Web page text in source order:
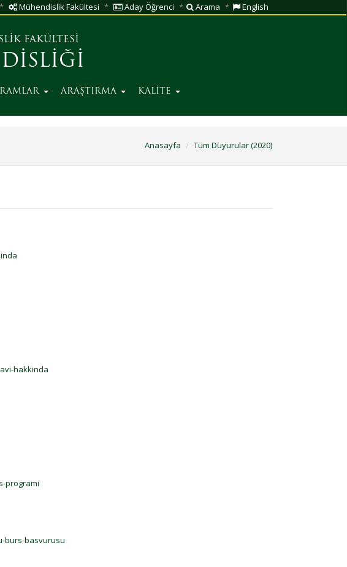
Mühendislik Fakültesi Aday Öğrenci Arama English
FAKÜLTESİ
ARAŞTIRMA KALİTE
Anasayfa Tüm Duyurular (2020)
hakkinda
programi
burs-basvurusu